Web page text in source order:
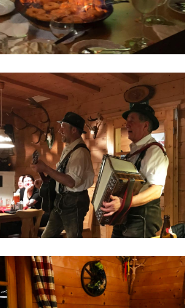
müssen separat bezahlt werden und
statt (nicht in einer Berghütte).
zu laufen. Es geht natürlich auch
ist dies auch möglich, ihr könnt
bitte eine Mail. Solltet ihr nicht mit den o.g.
Essen etc.), bitten wir euch, diese Tour